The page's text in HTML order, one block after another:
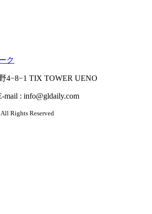
4−8−1 TIX TOWER UENO
mail : info@gldaily.com
Rights Reserved